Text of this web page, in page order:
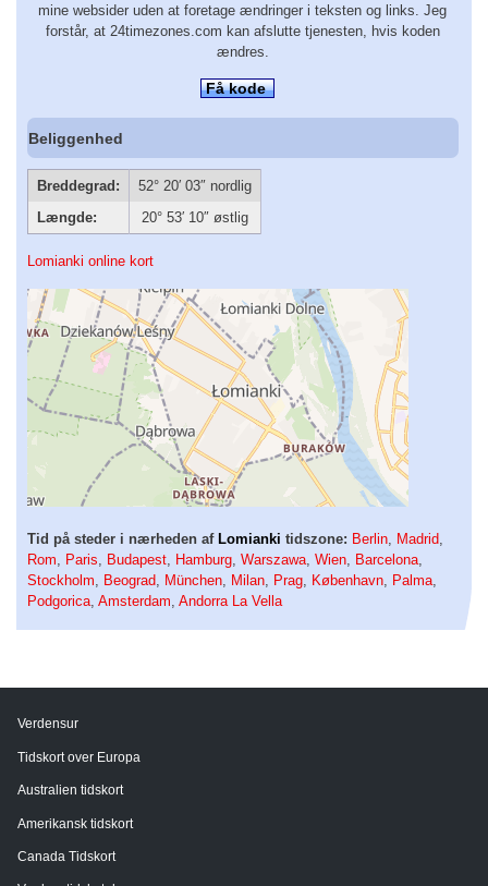
mine websider uden at foretage ændringer i teksten og links. Jeg
forstår, at 24timezones.com kan afslutte tjenesten, hvis koden
ændres.
Få kode
Beliggenhed
Breddegrad:
52° 20′ 03″ nordlig
Længde:
20° 53′ 10″ østlig
Lomianki online kort
Tid på steder i nærheden af Lomianki tidszone: Berlin Madrid
Rom
Paris Budapest Hamburg Warszawa Wien Barcelona
Stockholm
Beograd München Milan Prag København Palma
Podgorica Amsterdam Andorra La Vella
Verdensur
Tidskort over Europa
Australien tidskort
Amerikansk tidskort
Canada Tidskort